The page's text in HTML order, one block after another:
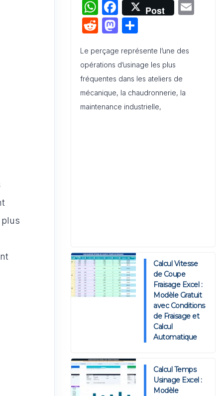
plus
Audit de Communication
Word
W
h
at
s
A
p
p
F
a
c
e
b
o
o
Post
R
d
di
t
M
st
o
d
o
ta
g
er
Le perçage représente l’une des
opérations d’usinage les plus
fréquentes dans les ateliers de
mécanique, la chaudronnerie, la
maintenance industrielle,
Calcul Vitesse
de Coupe
Fraisage Excel :
Modèle Gratuit
avec Conditions
de Fraisage et
Calcul
Automatique
Calcul Temps
Usinage Excel :
Modèle